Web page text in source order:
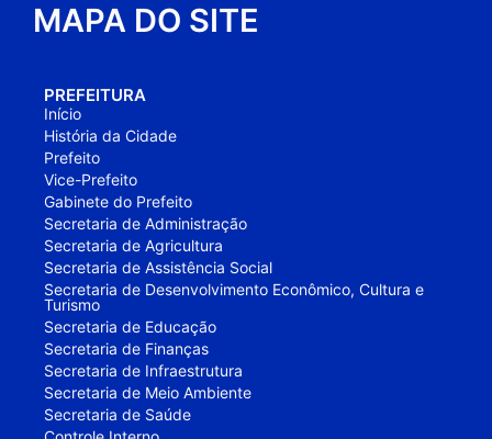
MAPA DO SITE
PREFEITURA
Início
História da Cidade
Prefeito
Vice-Prefeito
Gabinete do Prefeito
Secretaria de Administração
Secretaria de Agricultura
Secretaria de Assistência Social
Secretaria de Desenvolvimento Econômico, Cultura e
Turismo
Secretaria de Educação
Secretaria de Finanças
Secretaria de Infraestrutura
Secretaria de Meio Ambiente
Secretaria de Saúde